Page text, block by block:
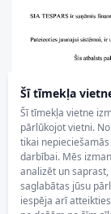
Šī tīmekļa
Šī tīmekļa vietne
pārlūkojot vietni.
tikai
darbībai. Mēs
analizēt un
saglabātas jūsu
iespēja arī